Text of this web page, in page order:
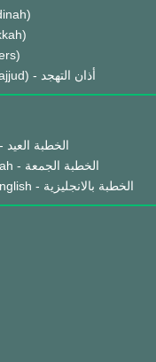
8) Azan (Tahajjud) - أذان التهجد
Eid Khutbah - الخطبة العيد
Friday Khutbah - الخطبة الجمعة
Khutbah in English - الخطبة بالانجليزية